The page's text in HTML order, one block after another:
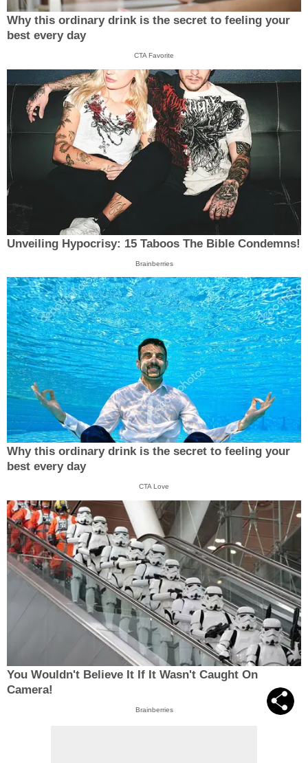
Why this ordinary drink is the secret to feeling your
best every day
CTA Favorite
Unveiling Hypocrisy: 15 Taboos The Bible Condemns!
Brainberries
Why this ordinary drink is the secret to feeling your
best every day
CTA Love
You Wouldn't Believe It If It Wasn't Caught On
Camera!
Brainberries